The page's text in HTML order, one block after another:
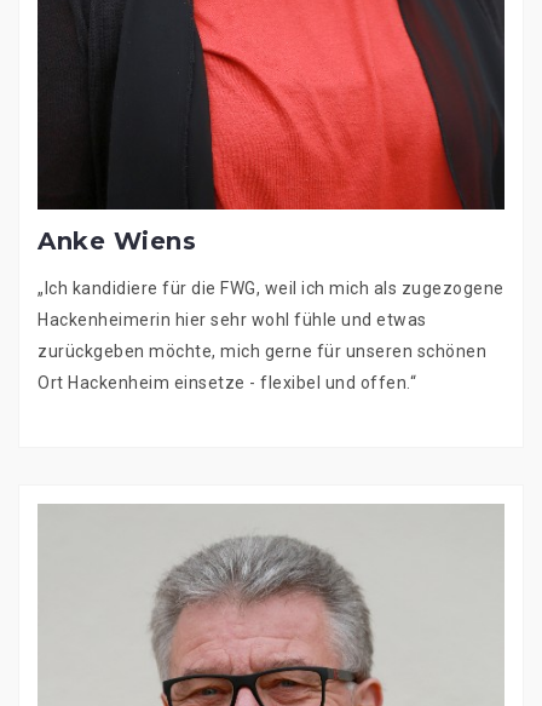
Anke Wiens
„Ich kandidiere für die FWG, weil ich mich als zugezogene
Hackenheimerin hier sehr wohl fühle und etwas
zurückgeben möchte, mich gerne für unseren schönen
Ort Hackenheim einsetze - flexibel und offen.“